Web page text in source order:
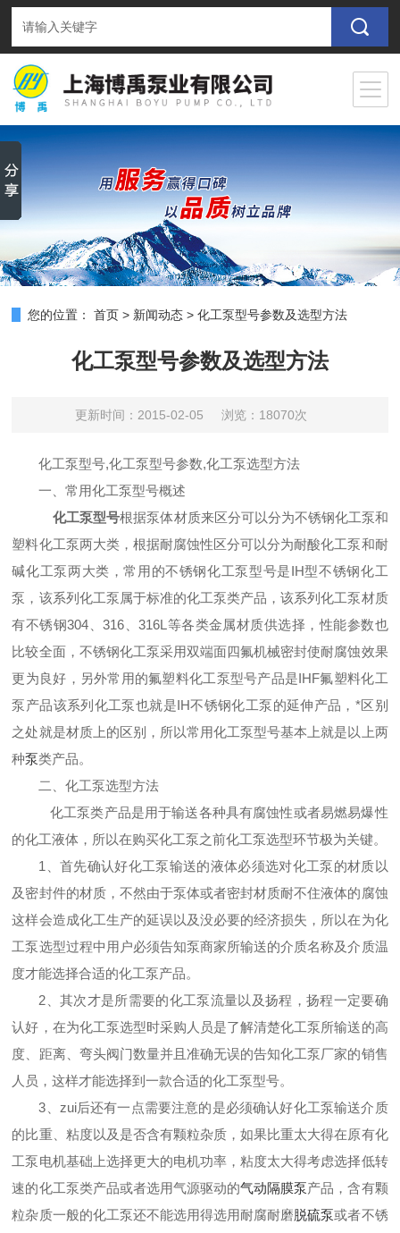
您的位置： 首页 > 新闻动态 >化工泵型号参数及选型方法
化工泵型号参数及选型方法
更新时间：2015-02-05 浏览：18070次
化工泵型号,化工泵型号参数,化工泵选型方法
一、常用化工泵型号概述
化工泵型号根据泵体材质来区分可以分为不锈钢化工泵和
塑料化工泵两大类，根据耐腐蚀性区分可以分为耐酸化工泵和耐
碱化工泵两大类，常用的不锈钢化工泵型号是IH型不锈钢化工
泵，该系列化工泵属于标准的化工泵类产品，该系列化工泵材质
有不锈钢304、316、316L等各类金属材质供选择，性能参数也
比较全面，不锈钢化工泵采用双端面四氟机械密封使耐腐蚀效果
更为良好，另外常用的氟塑料化工泵型号产品是IHF氟塑料化工
泵产品该系列化工泵也就是IH不锈钢化工泵的延伸产品，*区别
之处就是材质上的区别，所以常用化工泵型号基本上就是以上两
种泵类产品。
二、化工泵选型方法
化工泵类产品是用于输送各种具有腐蚀性或者易燃易爆性
的化工液体，所以在购买化工泵之前化工泵选型环节极为关键。
1、首先确认好化工泵输送的液体必须选对化工泵的材质以
及密封件的材质，不然由于泵体或者密封材质耐不住液体的腐蚀
这样会造成化工生产的延误以及没必要的经济损失，所以在为化
工泵选型过程中用户必须告知泵商家所输送的介质名称及介质温
度才能选择合适的化工泵产品。
2、其次才是所需要的化工泵流量以及扬程，扬程一定要确
认好，在为化工泵选型时采购人员是了解清楚化工泵所输送的高
度、距离、弯头阀门数量并且准确无误的告知化工泵厂家的销售
人员，这样才能选择到一款合适的化工泵型号。
3、zui后还有一点需要注意的是必须确认好化工泵输送介质
的比重、粘度以及是否含有颗粒杂质，如果比重太大得在原有化
工泵电机基础上选择更大的电机功率，粘度太大得考虑选择低转
速的化工泵类产品或者选用气源驱动的气动隔膜泵产品，含有颗
粒杂质一般的化工泵还不能选用得选用耐腐耐磨脱硫泵或者不锈